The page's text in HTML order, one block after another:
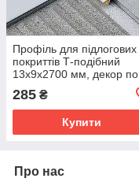
Профіль для підлогових
покриттів Т-подібний
13х9х2700 мм, декор по
285 ₴
Купити
Про нас